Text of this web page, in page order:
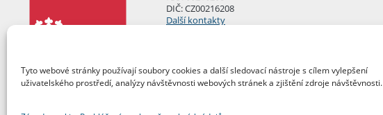
Tyto webové stránky používají soubory cookies a další sledovací nástroje s cílem vylepšení
uživatelského prostředí, analýzy návštěvnosti webových stránek a zjištění zdroje návštěvnosti.
DIČ: CZ00216208
Další kontakty